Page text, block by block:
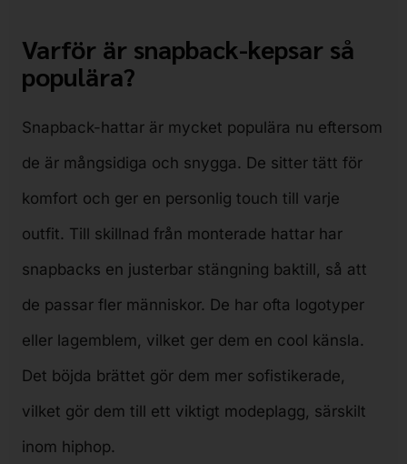
Varför är snapback-kepsar så
populära?
Snapback-hattar är mycket populära nu eftersom
de är mångsidiga och snygga. De sitter tätt för
komfort och ger en personlig touch till varje
outfit. Till skillnad från monterade hattar har
snapbacks en justerbar stängning baktill, så att
de passar fler människor. De har ofta logotyper
eller lagemblem, vilket ger dem en cool känsla.
Det böjda brättet gör dem mer sofistikerade,
vilket gör dem till ett viktigt modeplagg, särskilt
inom hiphop.